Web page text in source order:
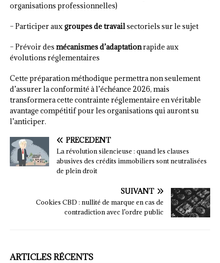
organisations professionnelles)
– Participer auxgroupes de travailsectoriels sur le sujet
– Prévoir des mécanismes d’adaptationrapide aux
évolutions réglementaires
Cette préparation méthodique permettra non seulement
d’assurer la conformité à l’échéance 2026, mais
transformera cette contrainte réglementaire en véritable
avantage compétitif pour les organisations qui auront su
l’anticiper.
PRÉCÉDENT
La révolution silencieuse : quand les clauses
abusives des crédits immobiliers sont neutralisées
de plein droit
SUIVANT
Cookies CBD : nullité de marque en cas de
contradiction avec l’ordre public
ARTICLES RÉCENTS